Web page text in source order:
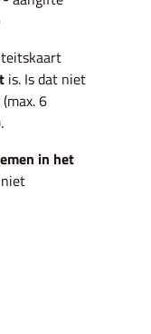
is. Is dat niet
6
in het